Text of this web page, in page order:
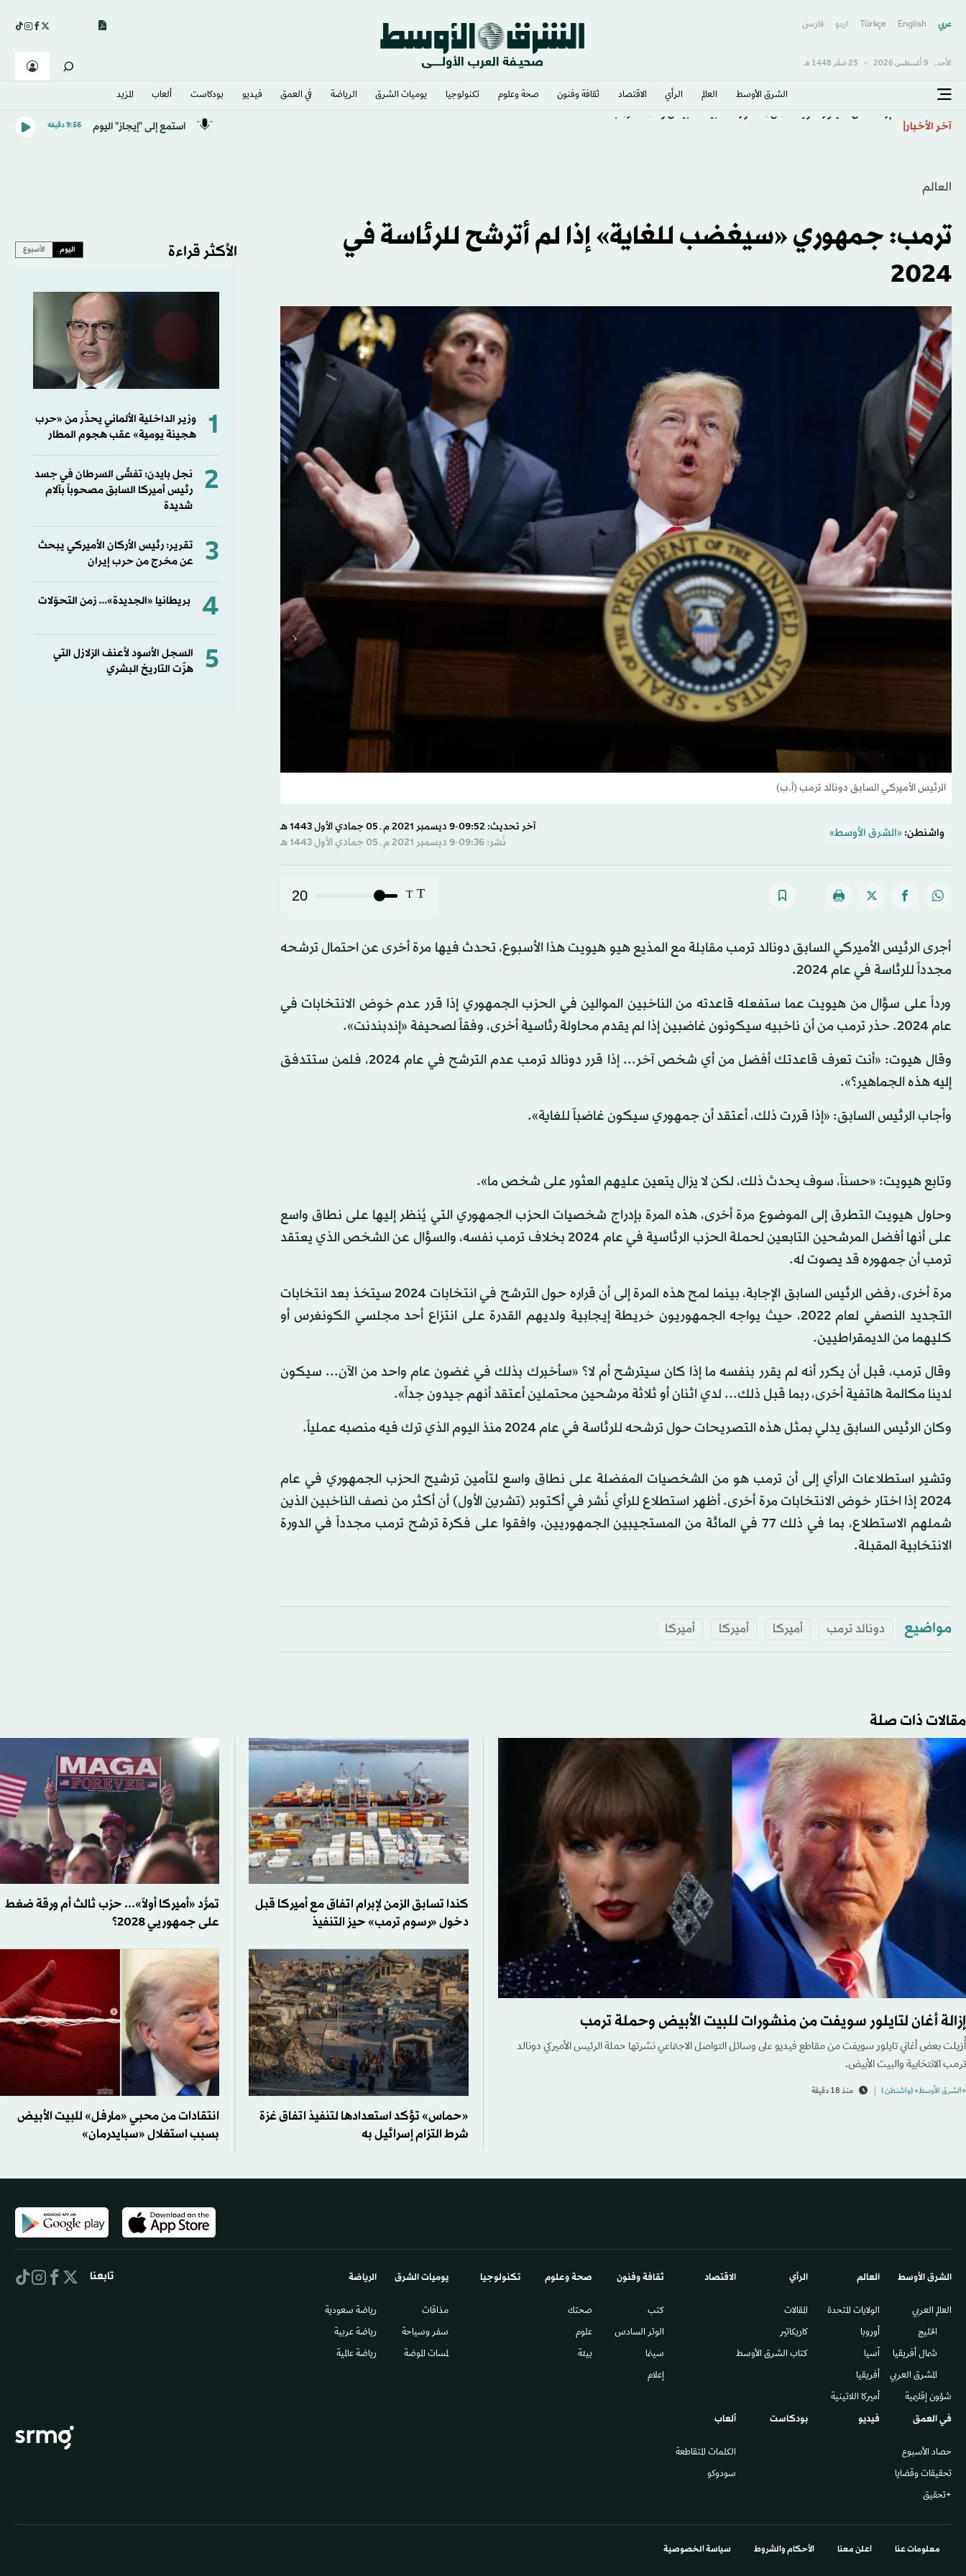
عربي English
Türkçe اردو فارسى
الأحد, 9 أغسطس 2026 - 25 صفَر 1448 هـ
الشرق الأوسط​ العالم الرأي الاقتصاد ثقافة وفنون صحة وعلوم تكنولوجيا يوميات الشرق​ الرياضة في العمق فيديو بودكاست ألعاب المزيد
آخر الأخبار استمع إلى "إيجاز" اليوم 9:56 دقيقه
العالم
ترمب: جمهوري «سيغضب للغاية» إذا لم أترشح للرئاسة في
2024
الرئيس الأميركي السابق دونالد ترمب (أ.ب)
واشنطن: «الشرق الأوسط»
آخر تحديث: 09:52-9 ديسمبر 2021 م ـ 05 جمادي الأول 1443 هـ
نُشر: 09:36-9 ديسمبر 2021 م ـ 05 جمادي الأول 1443 هـ
T
T
20
أجرى الرئيس الأميركي السابق دونالد ترمب مقابلة مع المذيع هيو هيويت هذا الأسبوع، تحدث فيها مرة أخرى عن احتمال ترشحه
مجدداً للرئاسة في عام 2024.
ورداً على سؤال من هيويت عما ستفعله قاعدته من الناخبين الموالين في الحزب الجمهوري إذا قرر عدم خوض الانتخابات في
عام 2024. حذر ترمب من أن ناخبيه سيكونون غاضبين إذا لم يقدم محاولة رئاسية أخرى، وفقاً لصحيفة «إندبندنت».
وقال هيوت: «أنت تعرف قاعدتك أفضل من أي شخص آخر... إذا قرر دونالد ترمب عدم الترشح في عام 2024، فلمن ستتدفق
إليه هذه الجماهير؟».
وأجاب الرئيس السابق: «إذا قررت ذلك، أعتقد أن جمهوري سيكون غاضباً للغاية».
وتابع هيويت: «حسناً، سوف يحدث ذلك، لكن لا يزال يتعين عليهم العثور على شخص ما».
وحاول هيويت التطرق إلى الموضوع مرة أخرى، هذه المرة بإدراج شخصيات الحزب الجمهوري التي يُنظر إليها على نطاق واسع
على أنها أفضل المرشحين التابعين لحملة الحزب الرئاسية في عام 2024 بخلاف ترمب نفسه، والسؤال عن الشخص الذي يعتقد
ترمب أن جمهوره قد يصوت له.
مرة أخرى، رفض الرئيس السابق الإجابة، بينما لمح هذه المرة إلى أن قراره حول الترشح في انتخابات 2024 سيتخذ بعد انتخابات
التجديد النصفي لعام 2022، حيث يواجه الجمهوريون خريطة إيجابية ولديهم القدرة على انتزاع أحد مجلسي الكونغرس أو
كليهما من الديمقراطيين.
وقال ترمب، قبل أن يكرر أنه لم يقرر بنفسه ما إذا كان سيترشح أم لا؟ «سأخبرك بذلك في غضون عام واحد من الآن... سيكون
لدينا مكالمة هاتفية أخرى، ربما قبل ذلك... لدي اثنان أو ثلاثة مرشحين محتملين أعتقد أنهم جيدون جداً».
وكان الرئيس السابق يدلي بمثل هذه التصريحات حول ترشحه للرئاسة في عام 2024 منذ اليوم الذي ترك فيه منصبه عملياً.
وتشير استطلاعات الرأي إلى أن ترمب هو من الشخصيات المفضلة على نطاق واسع لتأمين ترشيح الحزب الجمهوري في عام
2024 إذا اختار خوض الانتخابات مرة أخرى. أظهر استطلاع للرأي نُشر في أكتوبر (تشرين الأول) أن أكثر من نصف الناخبين الذين
شملهم الاستطلاع، بما في ذلك 77 في المائة من المستجيبين الجمهوريين، وافقوا على فكرة ترشح ترمب مجدداً في الدورة
الانتخابية المقبلة.
مواضيع دونالد ترمب أميركا أميركا أميركا
الأكثر قراءة اليوم الأسبوع
1
وزير الداخلية الألماني يحذّر من «حرب
هجينة يومية» عقب هجوم المطار
2
نجل بايدن: تفشّى السرطان في جسد
رئيس أميركا السابق مصحوباً بآلام
شديدة
3
تقرير: رئيس الأركان الأميركي يبحث
عن مخرج من حرب إيران
4 بريطانيا «الجديدة»... زمن التحوّلات
5
السجل الأسود لأعنف الزلازل التي
هزّت التاريخ البشري
مقالات ذات صلة
إزالة أغان لتايلور سويفت من منشورات للبيت الأبيض وحملة ترمب
أُزيلت بعض ‌أغاني تايلور سويفت من مقاطع فيديو على وسائل التواصل الاجتماعي نشرتها حملة الرئيس الأميركي دونالد
ترمب الانتخابية والبيت الأبيض.
«الشرق الأوسط» (واشنطن ) منذ 18 دقيقة
كندا تسابق الزمن لإبرام اتفاق مع أميركا قبل
دخول «رسوم ترمب» حيز التنفيذ
تمرُّد «أميركا أولاً»... حزب ثالث أم ورقة ضغط
على جمهوريي 2028؟
«حماس» تؤكد استعدادها لتنفيذ اتفاق غزة
شرط التزام إسرائيل به
انتقادات من محبي «مارفل» للبيت الأبيض
بسبب استغلال «سبايدرمان»
الشرق الأوسط​
العالم العربي
الخليج
شمال أفريقيا
المشرق العربي
شؤون إقليمية
العالم
الولايات المتحدة
أوروبا
آسيا
أفريقيا
أميركا اللاتينية
الرأي
المقالات
كاريكاتير
كتاب الشرق الأوسط
الاقتصاد ثقافة وفنون
كتب
الوتر السادس​
سينما
إعلام
صحة وعلوم
صحتك
علوم
بيئة
تكنولوجيا يوميات الشرق​
مذاقات
سفر وسياحة
لمسات الموضة
الرياضة
رياضة سعودية
رياضة عربية
رياضة عالمية
في العمق
حصاد الأسبوع
تحقيقات وقضايا
+تحقيق
فيديو بودكاست ألعاب
الكلمات المتقاطعة
سودوكو
تابعنا
معلومات عنا اعلن معنا الأحكام والشروط سياسة الخصوصية